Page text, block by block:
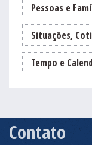
Pessoas e
Situações,
Tempo e
Contato